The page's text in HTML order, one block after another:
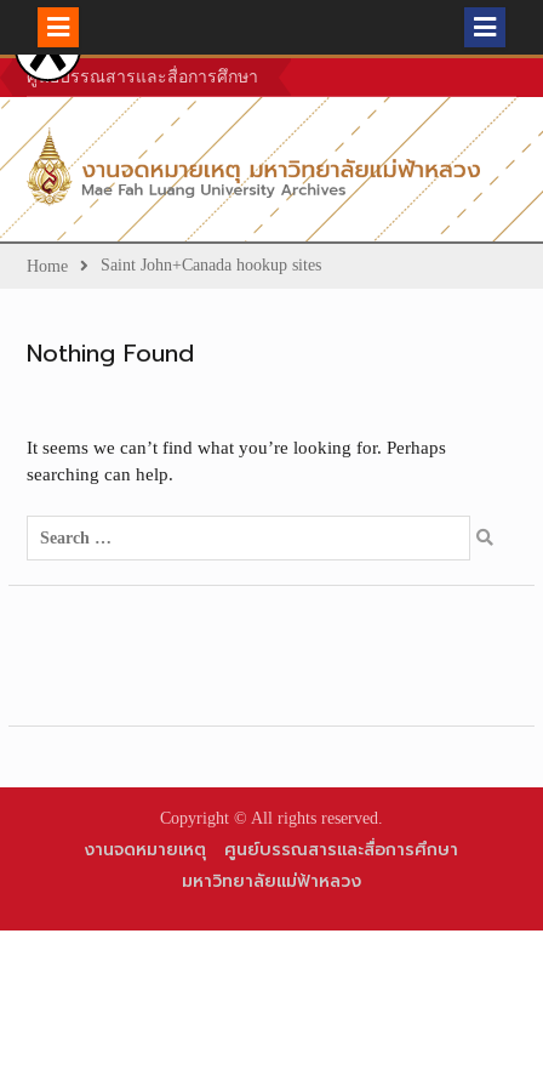
Skip
to
content
ศูนย์บรรณสารและสื่อการศึกษา
Home Saint John+Canada hookup sites
Nothing Found
It seems we can’t find what you’re looking for. Perhaps
searching can help.
Search
for:
Copyright © All rights reserved.
งานจดหมายเหตุ
ศูนย์บรรณสารและสื่อการศึกษา
มหาวิทยาลัยแม่ฟ้าหลวง